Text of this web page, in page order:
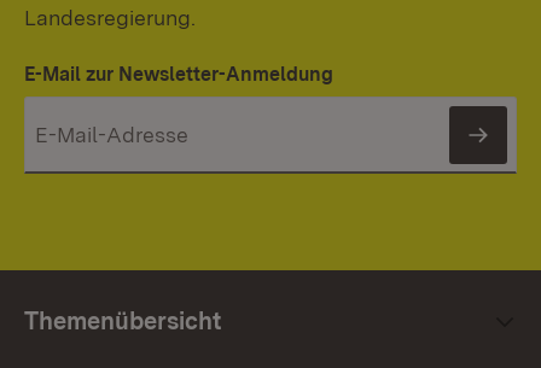
Landesregierung.
E-Mail zur Newsletter-Anmeldung
Themenübersicht